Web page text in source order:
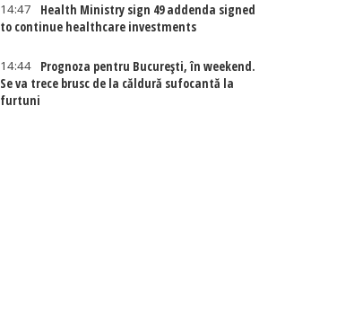
14:47
Health Ministry sign 49 addenda signed
to continue healthcare investments
14:44
Prognoza pentru București, în weekend.
Se va trece brusc de la căldură sufocantă la
furtuni